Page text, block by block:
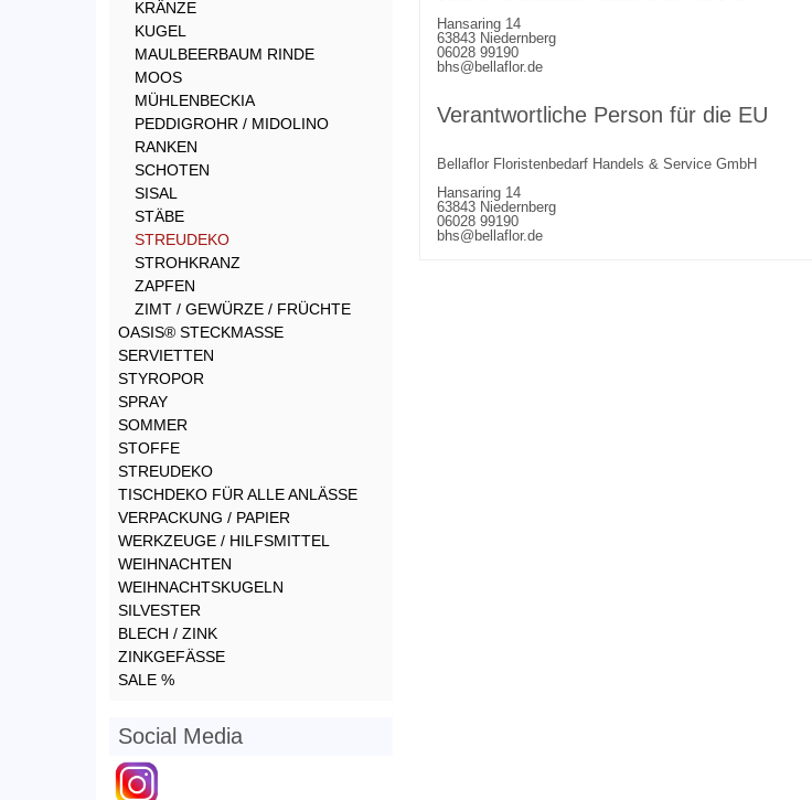
Hansaring 14
63843 Niedernberg
06028 99190
bhs@bellaflor.de
Verantwortliche Person für die EU
Bellaflor Floristenbedarf Handels & Service GmbH
Hansaring 14
63843 Niedernberg
06028 99190
bhs@bellaflor.de
KRÄNZE
KUGEL
MAULBEERBAUM RINDE
MOOS
MÜHLENBECKIA
PEDDIGROHR / MIDOLINO
RANKEN
SCHOTEN
SISAL
STÄBE
STREUDEKO
STROHKRANZ
ZAPFEN
ZIMT / GEWÜRZE / FRÜCHTE
OASIS® STECKMASSE
SERVIETTEN
STYROPOR
SPRAY
SOMMER
STOFFE
STREUDEKO
TISCHDEKO FÜR ALLE ANLÄSSE
VERPACKUNG / PAPIER
WERKZEUGE / HILFSMITTEL
WEIHNACHTEN
WEIHNACHTSKUGELN
SILVESTER
BLECH / ZINK
ZINKGEFÄSSE
SALE %
Social Media